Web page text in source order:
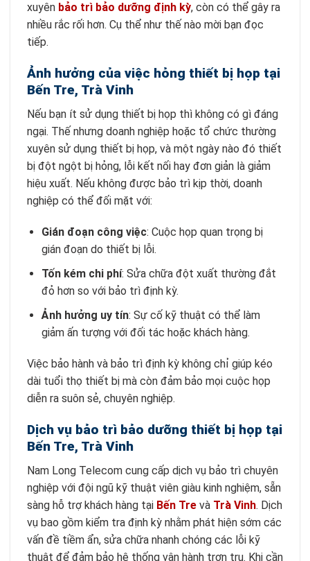
xuyên bảo trì bảo dưỡng định kỳ, còn có thể gây ra
nhiều rắc rối hơn. Cụ thể như thế nào mời bạn đọc
tiếp.
Ảnh hưởng của việc hỏng thiết bị họp tại
Bến Tre, Trà Vinh
Nếu bạn ít sử dụng thiết bị họp thì không có gì đáng
ngại. Thế nhưng doanh nghiệp hoặc tổ chức thường
xuyên sử dụng thiết bị họp, và một ngày nào đó thiết
bị đột ngột bị hỏng, lỗi kết nối hay đơn giản là giảm
hiệu xuất. Nếu không được bảo trì kịp thời, doanh
nghiệp có thể đối mặt với:
Gián đoạn công việc: Cuộc họp quan trọng bị
gián đoạn do thiết bị lỗi.
Tốn kém chi phí: Sửa chữa đột xuất thường đắt
đỏ hơn so với bảo trì định kỳ.
Ảnh hưởng uy tín: Sự cố kỹ thuật có thể làm
giảm ấn tượng với đối tác hoặc khách hàng.
Việc bảo hành và bảo trì định kỳ không chỉ giúp kéo
dài tuổi thọ thiết bị mà còn đảm bảo mọi cuộc họp
diễn ra suôn sẻ, chuyên nghiệp.
Dịch vụ bảo trì bảo dưỡng thiết bị họp tại
Bến Tre, Trà Vinh
Nam Long Telecom cung cấp dịch vụ bảo trì chuyên
nghiệp với đội ngũ kỹ thuật viên giàu kinh nghiệm, sẵn
sàng hỗ trợ khách hàng tại Bến Tre và Trà Vinh. Dịch
vụ bao gồm kiểm tra định kỳ nhằm phát hiện sớm các
vấn đề tiềm ẩn, sửa chữa nhanh chóng các lỗi kỹ
thuật để đảm bảo hệ thống vận hành trơn tru. Khi cần